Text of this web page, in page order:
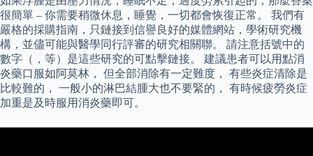
很簡單 – 你需要稍微休息，睡覺，一切都會恢復正常。 我們有
嚴格的採購指南，只鏈接到信譽良好的媒體網站，學術研究機
構，並儘可能與醫學同行評審的研究相關聯。 請注意括號中的
數字（，等）是這些研究的可點擊鏈接。 建議患者可以用點消
炎藥口服如阿莫林， 但全部消除有一定難度， 有些炎症清除是
比較難的， 一般小的淋巴結腫大也不要緊的， 有時候疲勞炎症
加重是及時服用消炎藥即可。